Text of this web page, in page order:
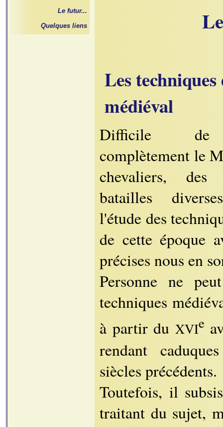
Le futur...
Quelques liens
Les
médiéval
Difficile de
complètement le
chevaliers, des
batailles
l'étude des
de cette époque
précises nous en
Personne ne
techniques
à partir du XVIe
rendant
siècles précédents.
Toutefois, il
traitant du sujet,